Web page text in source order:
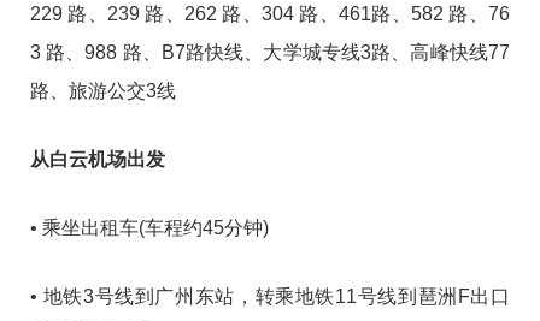
229 路、239 路、262 路、304 路、461路、582 路、76
3 路、988 路、B7路快线、大学城专线3路、高峰快线77
路、旅游公交3线
从白云机场出发
• 乘坐出租车(车程约45分钟)
• 地铁3号线到广州东站，转乘地铁11号线到琶洲F出口